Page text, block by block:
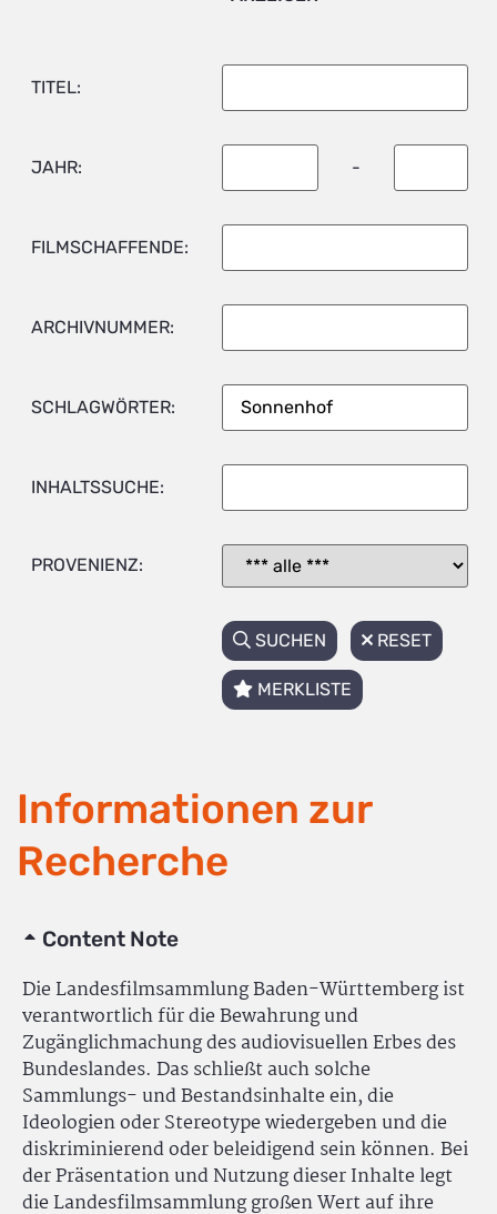
TITEL:
JAHR: -
FILMSCHAFFENDE:
ARCHIVNUMMER:
SCHLAGWÖRTER:
INHALTSSUCHE:
PROVENIENZ:
SUCHEN RESET
MERKLISTE
Informationen zur
Recherche
Content Note
Die Landesfilmsammlung Baden-Württemberg ist
verantwortlich für die Bewahrung und
Zugänglichmachung des audiovisuellen Erbes des
Bundeslandes. Das schließt auch solche
Sammlungs- und Bestandsinhalte ein, die
Ideologien oder Stereotype wiedergeben und die
diskriminierend oder beleidigend sein können. Bei
der Präsentation und Nutzung dieser Inhalte legt
die Landesfilmsammlung großen Wert auf ihre